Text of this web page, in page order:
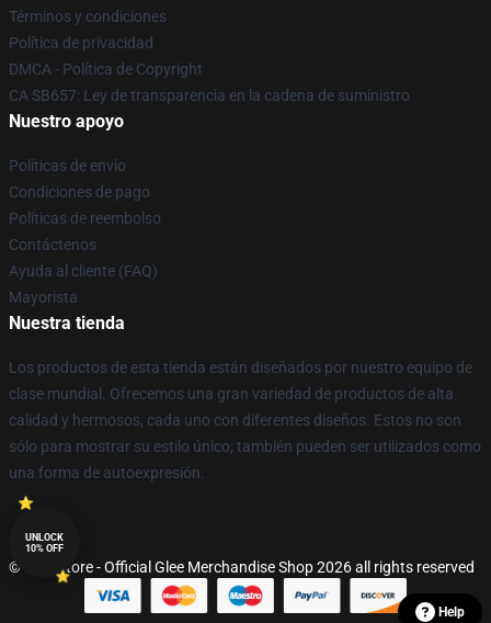
Términos y condiciones
Política de privacidad
DMCA - Política de Copyright
CA SB657: Ley de transparencia en la cadena de suministro
Nuestro apoyo
Políticas de envío
Condiciones de pago
Políticas de reembolso
Contáctenos
Ayuda al cliente (FAQ)
Mayorista
Nuestra tienda
Los productos de esta tienda están diseñados por nuestro equipo de
clase mundial. Ofrecemos una gran variedad de productos de alta
calidad y hermosos, cada uno con diferentes diseños. Estos no son
sólo para mostrar su estilo único; también pueden ser utilizados como
una forma de autoexpresión.
© Glee Store - Official Glee Merchandise Shop 2026 all rights reserved
Help
UNLOCK
10% OFF